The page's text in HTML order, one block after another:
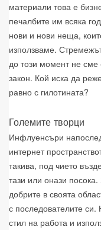
материали това е
печалбите им всяка
нови и нови неща,
използваме.
до този момент не сме
закон. Кой иска да
равно с гилотината?
Големите творци
Инфлуенсъри
интернет
такива, под чието
тази или онази посока.
добрите в своята
с последователите си.
стил на работа и